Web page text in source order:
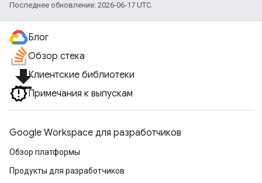
Последнее обновление: 2026-06-17 UTC.
Блог
Обзор стека
file_downloadКлиентские библиотеки
Примечания к выпускам
Google Workspace для разработчиков
Обзор платформы
Продукты для разработчиков